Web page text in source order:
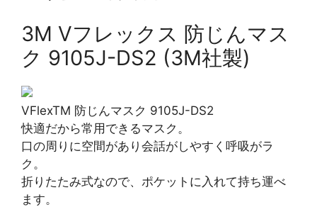
3M Vフレックス 防じんマス
ク 9105J-DS2 (3M社製)
VFlexTM 防じんマスク 9105J-DS2
快適だから常用できるマスク。
口の周りに空間があり会話がしやすく呼吸がラ
ク。
折りたたみ式なので、ポケットに入れて持ち運べ
ます。